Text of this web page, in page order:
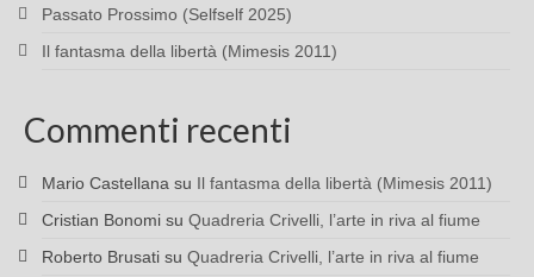
Passato Prossimo (Selfself 2025)
Il fantasma della libertà (Mimesis 2011)
Commenti recenti
Mario Castellana su Il fantasma della libertà (Mimesis 2011)
Cristian Bonomi su Quadreria Crivelli, l’arte in riva al fiume
Roberto Brusati su Quadreria Crivelli, l’arte in riva al fiume